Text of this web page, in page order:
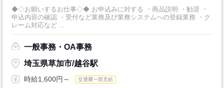
◆◇お願いするお仕事◇◆ お申込みに対する ・商品説明 ・勧奨 ・
申込内容の確認 ・受付など業務及び業務システムへの登録業務 ・ク
レーム対応など ...
一般事務・OA事務
埼玉県草加市/越谷駅
時給1,600円～ 交通費一部支給